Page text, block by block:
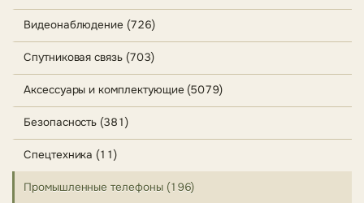
Видеонаблюдение (726)
Спутниковая связь (703)
Аксессуары и комплектующие (5079)
Безопасность (381)
Спецтехника (11)
Промышленные телефоны (196)